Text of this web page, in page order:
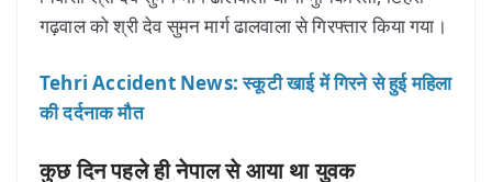
गढ़वाल को श्री देव सुमन मार्ग ढालवाला से गिरफ्तार किया गया।
Tehri Accident News: स्कूटी खाई में गिरने से हुई महिला
की दर्दनाक मौत
कुछ दिन पहले ही नेपाल से आया था युवक